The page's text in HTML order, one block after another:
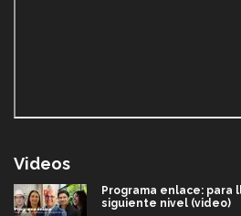
Videos
Programa enlace: para
siguiente nivel (video)